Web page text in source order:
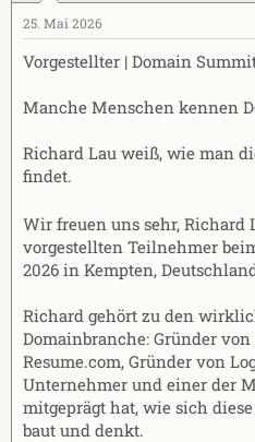
25. Mai 2026
Vorgestellter | Domain
Manche Menschen kennen
Richard Lau weiß, wie man
findet.
Wir freuen uns sehr, Richard
vorgestellten Teilnehmer
2026 in Kempten,
Richard gehört zu den
Domainbranche: Gründer
Resume.com, Gründer von
Unternehmer und einer der
mitgeprägt hat, wie sich
baut und denkt.